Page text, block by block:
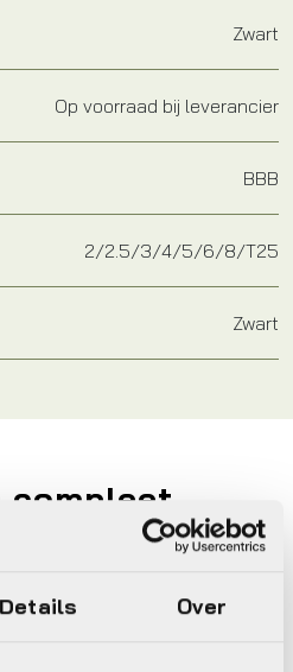
Details Over
Zwart
Op voorraad bij leverancier
BBB
2/2.5/3/4/5/6/8/T25
Zwart
BBB